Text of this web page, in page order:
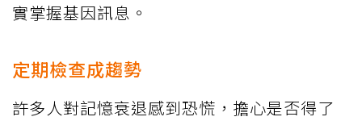
實掌握基因訊息。
定期檢查成趨勢
許多人對記憶衰退感到恐慌，擔心是否得了